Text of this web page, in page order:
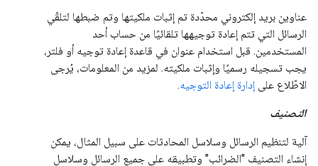
عناوين بريد إلكتروني محدّدة تم إثبات ملكيتها وتم ضبطها لتلقّي
الرسائل التي تتم إعادة توجيهها تلقائيًا من حساب أحد
المستخدمين. قبل استخدام عنوان في قاعدة إعادة توجيه أو فلتر،
يجب تسجيله رسميًا وإثبات ملكيته. لمزيد من المعلومات، يُرجى
الاطّلاع على إدارة إعادة التوجيه.
التصنيف
آلية لتنظيم الرسائل وسلاسل المحادثات على سبيل المثال، يمكن
إنشاء التصنيف "الضرائب" وتطبيقه على جميع الرسائل وسلاسل